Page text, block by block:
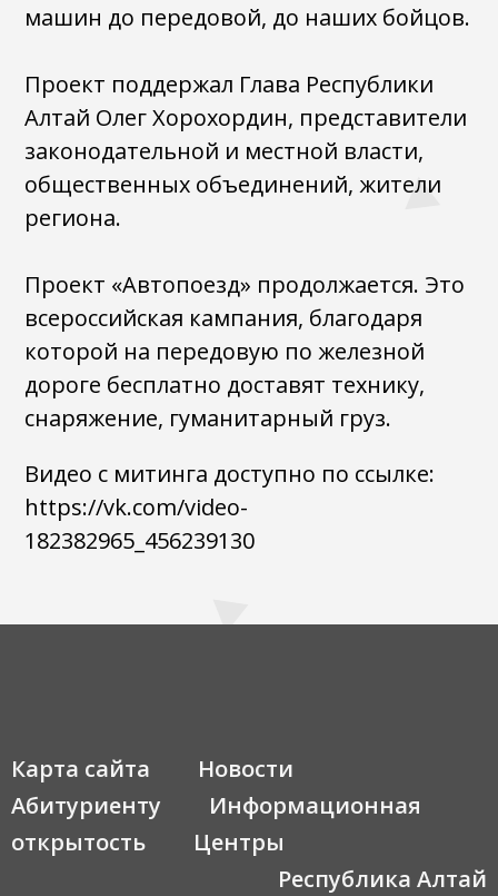
машин до передовой, до наших бойцов.
Проект поддержал Глава Республики
Алтай Олег Хорохордин, представители
законодательной и местной власти,
общественных объединений, жители
региона.
Проект «Автопоезд» продолжается. Это
всероссийская кампания, благодаря
которой на передовую по железной
дороге бесплатно доставят технику,
снаряжение, гуманитарный груз.
Видео с митинга доступно по ссылке:
https://vk.com/video-
182382965_456239130
Карта сайта
Новости
Абитуриенту
Информационная
открытость
Центры
Республика Алтай